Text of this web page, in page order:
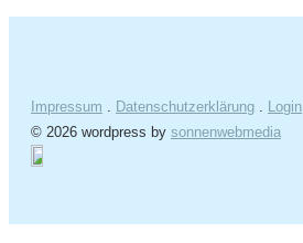
Impressum . Datenschutzerklärung . Login
© 2026 wordpress by sonnenwebmedia